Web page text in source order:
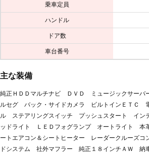
乗車定員
ハンドル
ドア数
車台番号
主な装備
純正ＨＤＤマルチナビ ＤＶＤ ミュージックサー
ルセグ バック・サイドカメラ ビルトインＥＴＣ
ル ステアリングスイッチ プッシュスタート イン
ッドライト ＬＥＤフォグランプ オートライト
ートエアコン＆シートヒーター レーダークルーズ
ドシステム 社外マフラー 純正１８インチＡＷ